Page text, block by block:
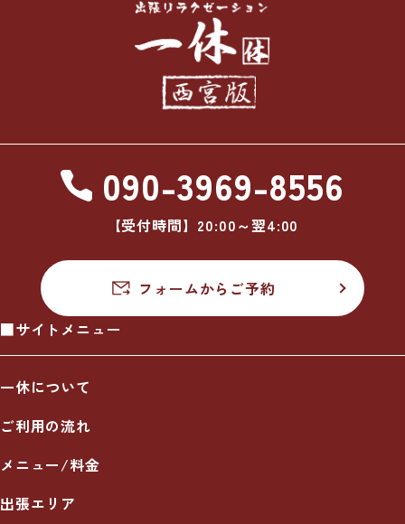
090-3969-8556
【受付時間】20:00～翌4:00
フォームからご予約
■サイトメニュー
一休について
ご利用の流れ
メニュー/料金
出張エリア